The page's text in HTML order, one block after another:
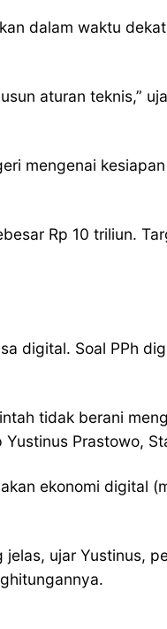
dalam waktu
aturan teknis,”
mengenai
Rp 10 triliun.
digital. Soal PPh
tidak berani
Prastowo,
ekonomi digital
ujar Yustinus,